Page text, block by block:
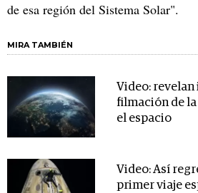
de esa región del Sistema Solar".
MIRA TAMBIÉN
Video: revelan
filmación de
el espacio
Video: Así
primer viaje